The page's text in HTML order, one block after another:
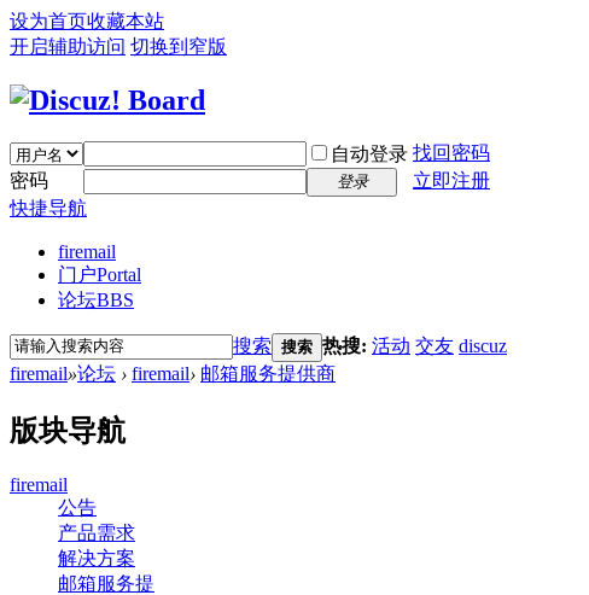
设为首页收藏本站
开启辅助访问 切换到窄版
自动登录 找回密码
密码
登录
立即注册
快捷导航
firemail
门户Portal
论坛BBS
搜索 搜索 热搜: 活动 交友 discuz
firemail»论坛 › firemail› 邮箱服务提供商
版块导航
firemail
公告
产品需求
解决方案
邮箱服务提